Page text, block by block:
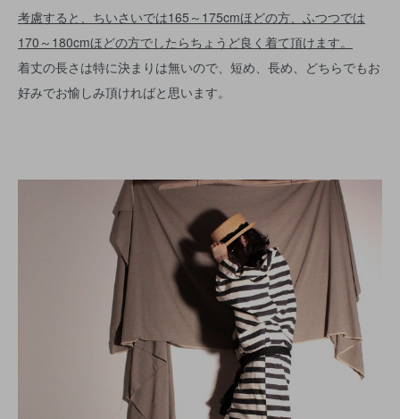
考慮すると、ちいさいでは165～175cmほどの方、ふつつでは
170～180cmほどの方でしたらちょうど良く着て頂けます。
着丈の長さは特に決まりは無いので、短め、長め、どちらでもお
好みでお愉しみ頂ければと思います。